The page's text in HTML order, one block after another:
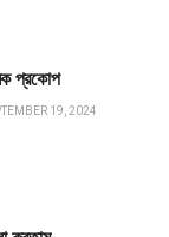
প্রকোপ
19, 2024